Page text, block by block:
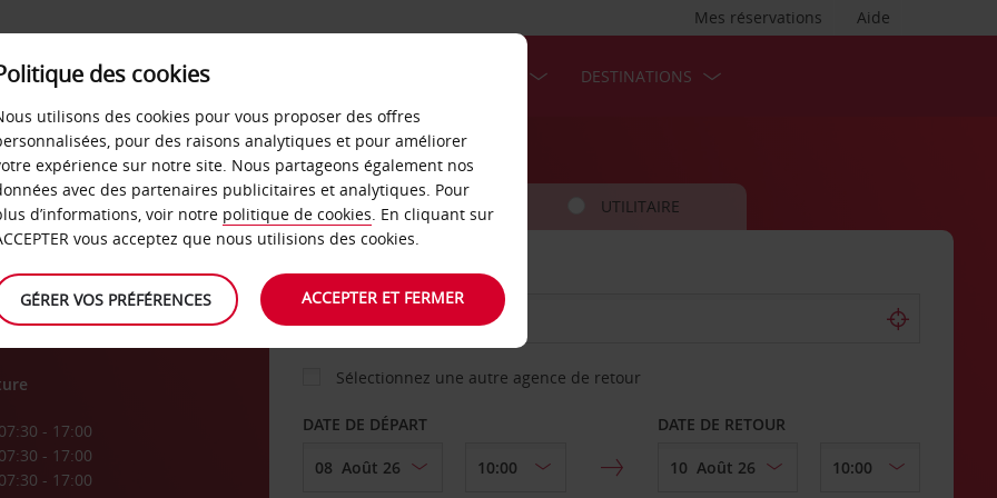
Aide
Mes réservations
LIBRE-SERVICE DESTINATIONS
07:30 - 17:00
07:30 - 17:00
07:30 - 17:00
VOITURE UTILITAIRE
AGENCE DE DÉPART
Sélectionnez une autre agence de retour
DATE DE DÉPART DATE DE RETOUR
des cookies
utilisons des cookies pour vous proposer des offres
pour des raisons analytiques et pour améliorer
expérience sur notre site. Nous partageons également nos
avec des partenaires publicitaires et analytiques. Pour
d’informations, voir notre politique de cookies. En cliquant sur
vous acceptez que nous utilisions des cookies.
GÉRER VOS PRÉFÉRENCES ACCEPTER ET FERMER